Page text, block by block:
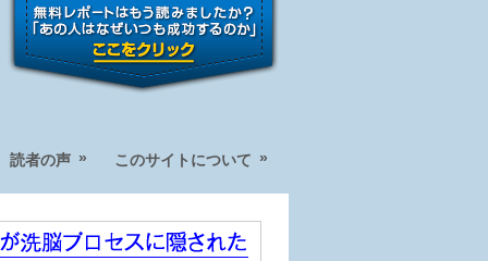
読者の声 » このサイトについて »